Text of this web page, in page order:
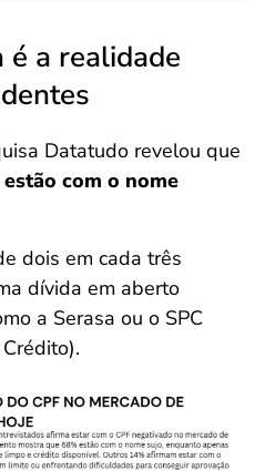
é a realidade
Datatudo revelou que
com o nome
dois em cada três
dívida em aberto
a Serasa ou o SPC